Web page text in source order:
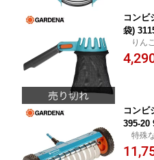
コンビ
袋)
ー さ
ッカー
りん
に収穫
コンビ
395-20
ガル
特殊
草を効